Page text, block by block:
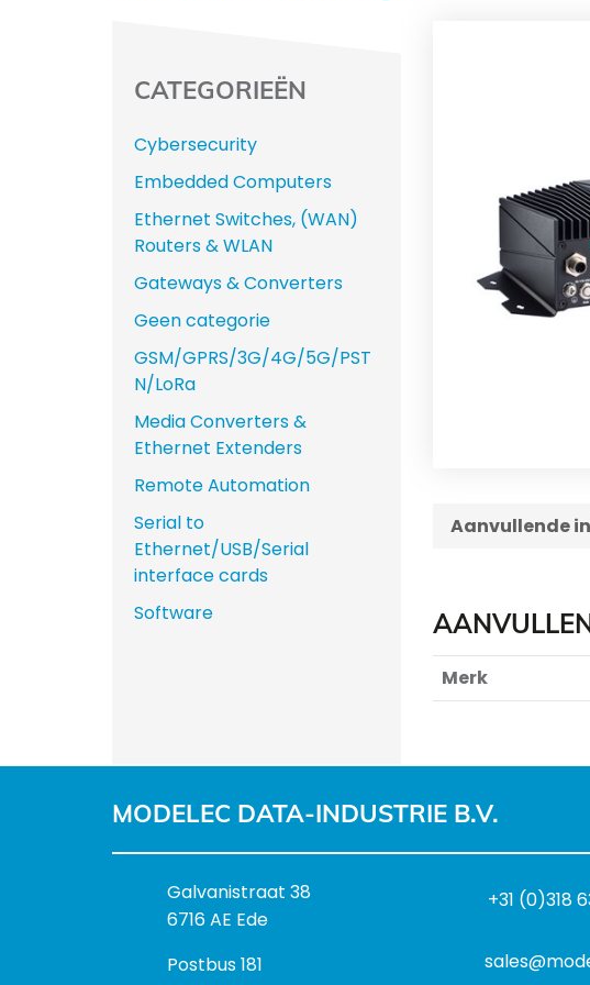
Aanvullende
Merk
CATEGORIEËN
Cybersecurity
Embedded Computers
Ethernet Switches, (WAN)
Routers & WLAN
Gateways & Converters
Geen categorie
GSM/GPRS/3G/4G/5G/PST
N/LoRa
Media Converters &
Ethernet Extenders
Remote Automation
Serial to
Ethernet/USB/Serial
interface cards
Software
MODELEC DATA-INDUSTRIE B.V.
B
e
o
Galvanistraat 38
6716 AE Ede
P
Postbus 181
+31 (0)318